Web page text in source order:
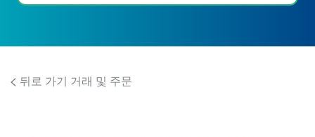
뒤로 가기 거래 및 주문